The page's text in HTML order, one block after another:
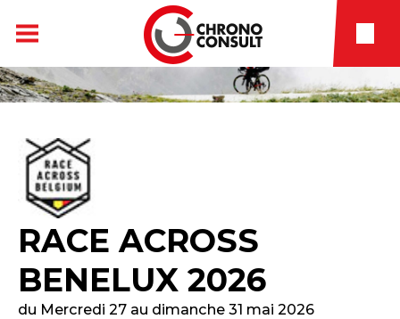
RACE ACROSS
BENELUX 2026
du Mercredi 27 au dimanche 31 mai 2026